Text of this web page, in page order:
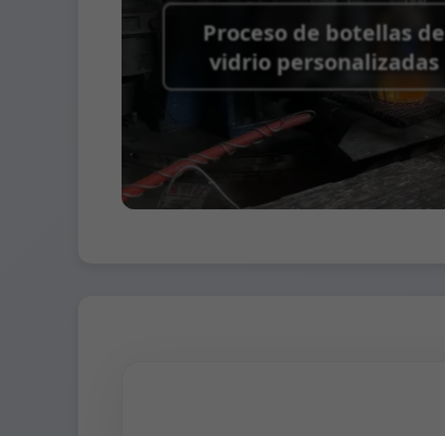
Proceso de botellas de
vidrio personalizadas